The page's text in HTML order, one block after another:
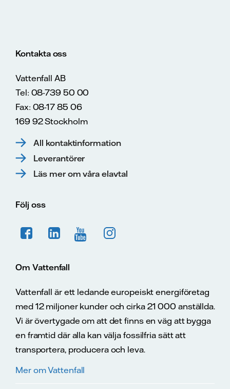
Kontakta oss
Vattenfall AB
Tel: 08-739 50 00
Fax: 08-17 85 06
169 92 Stockholm
All kontaktinformation
Leverantörer
Läs mer om våra elavtal
Följ oss
Om Vattenfall
Vattenfall är ett ledande europeiskt energiföretag
med 12 miljoner kunder och cirka 21 000 anställda.
Vi är övertygade om att det finns en väg att bygga
en framtid där alla kan välja fossilfria sätt att
transportera, producera och leva.
Mer om Vattenfall